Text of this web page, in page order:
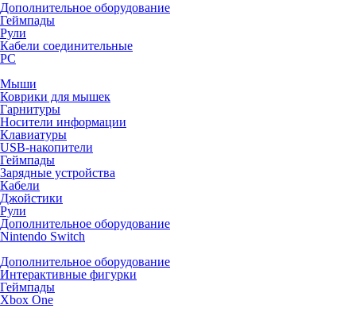
Дополнительное оборудование
Геймпады
Рули
Кабели соединительные
PC
Мыши
Коврики для мышек
Гарнитуры
Носители информации
Клавиатуры
USB-накопители
Геймпады
Зарядные устройства
Кабели
Джойстики
Рули
Дополнительное оборудование
Nintendo Switch
Дополнительное оборудование
Интерактивные фигурки
Геймпады
Xbox One